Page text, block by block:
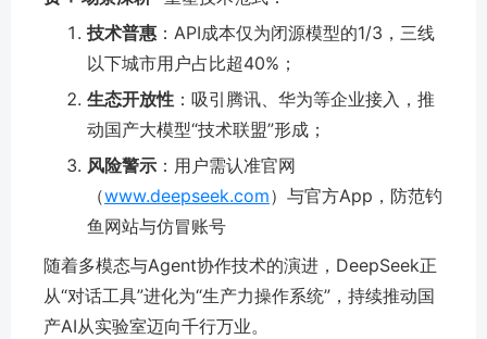
技术普惠 ：API成本仅为闭源模型的1/3，三线
以下城市用户占比超40%；
生态开放性 ：吸引腾讯、华为等企业接入，推
动国产大模型“技术联盟”形成；
风险警示 ：用户需认准官网
（www.deepseek.com）与官方App，防范钓
鱼网站与仿冒账号
随着多模态与Agent协作技术的演进，DeepSeek正
从“对话工具”进化为“生产力操作系统”，持续推动国
产AI从实验室迈向千行万业。